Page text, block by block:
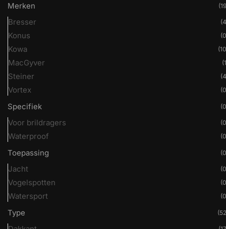
Merken
Bresser
Konus
Kowa
MacGyver
Steiner
Vortex
Specifiek
Voor brildragers
Waterproof
Toepassing
Jacht
Vogelspotten
Watersport
Type